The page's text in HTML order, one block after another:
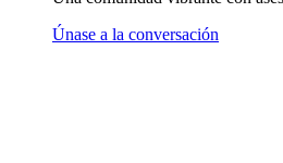
Únase a la conversación